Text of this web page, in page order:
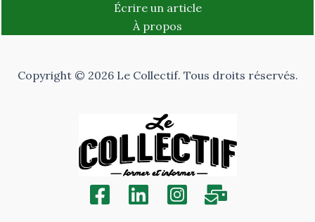
Écrire un article
À propos
Copyright © 2026 Le Collectif. Tous droits réservés.